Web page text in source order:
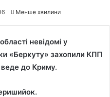
Менше хвилини
невідомі у
«Беркуту» захопили КПП
веде до Криму.